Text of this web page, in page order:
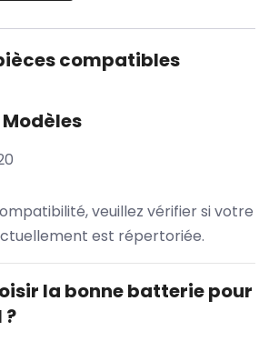
compatibles
veuillez vérifier si votre
est répertoriée.
la bonne batterie pour
?